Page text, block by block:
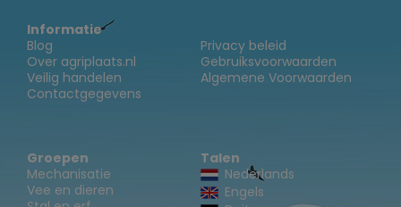
Informatie
Blog
Over agriplaats.nl
Veilig handelen
Contactgegevens
Privacy beleid
Gebruiksvoorwaarden
Algemene Voorwaarden
Groepen
Mechanisatie
Vee en dieren
Talen
Nederlands
Engels